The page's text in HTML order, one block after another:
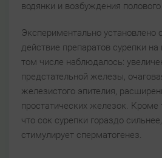
водянки и возбуждения
Экспериментально установлено
действие препаратов сурепки
том числе наблюдалось:
предстательной железы,
железистого эпителия,
простатических железок. Кроме
что сок сурепки гораздо
стимулирует сперматогенез.